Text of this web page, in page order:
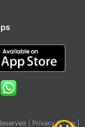
| Privacy Policy|